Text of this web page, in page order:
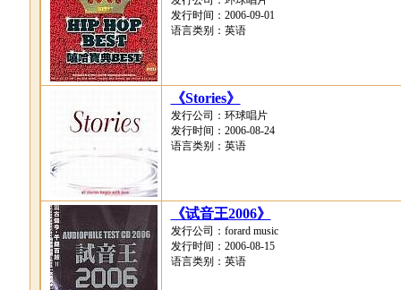
发行时间：2006-09-01
语言类别：英语
《Stories》
发行公司：环球唱片
发行时间：2006-08-24
语言类别：英语
《试音王2006》
发行公司：forard music
发行时间：2006-08-15
语言类别：英语